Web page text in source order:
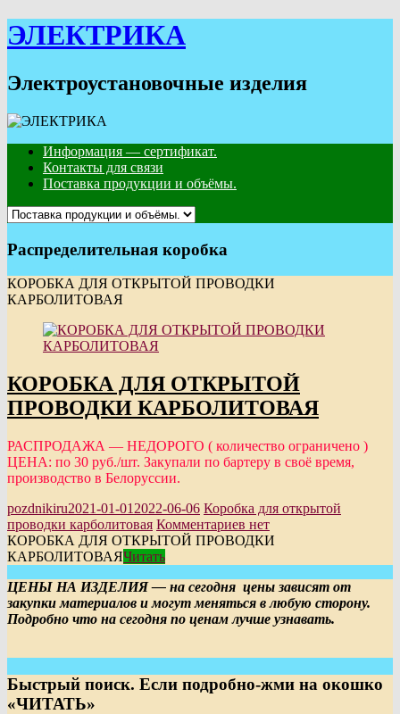
Skip
to
ЭЛЕКТРИКА
Электроустановочные изделия
Информация — сертификат.
Контакты для связи
Поставка продукции и объёмы.
Распределительная коробка
КОРОБКА ДЛЯ ОТКРЫТОЙ ПРОВОДКИ
КАРБОЛИТОВАЯ
КОРОБКА ДЛЯ ОТКРЫТОЙ
ПРОВОДКИ КАРБОЛИТОВАЯ
РАСПРОДАЖА — НЕДОРОГО ( количество ограничено )
ЦЕНА: по 30 руб./шт. Закупали по бартеру в своё время,
производство в Белоруссии.
pozdnikiru2021-01-01 2022-06-06 Коробка для открытой
проводки карболитовая Комментариев нет
КОРОБКА ДЛЯ ОТКРЫТОЙ ПРОВОДКИ
КАРБОЛИТОВАЯЧитать
ЦЕНЫ НА ИЗДЕЛИЯ — на сегодня цены зависят от
закупки материалов и могут меняться в любую сторону.
Подробно что на сегодня по ценам лучше узнавать.
Быстрый поиск. Если подробно-жми на окошко
«ЧИТАТЬ»